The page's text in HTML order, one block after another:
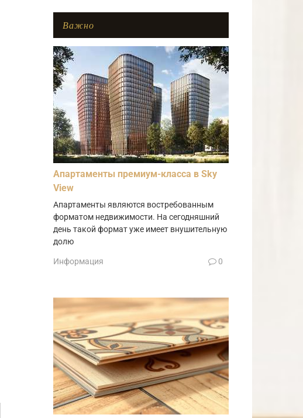
Важно
Апартаменты премиум-класса в Sky
View
Апартаменты являются востребованным
форматом недвижимости. На сегодняшний
день такой формат уже имеет внушительную
долю
Информация 0